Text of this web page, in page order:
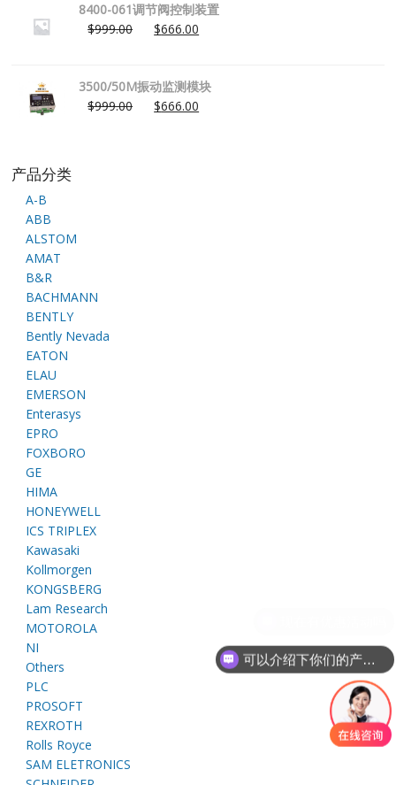
8400-061调节阀控制装置
$999.00 $666.00
3500/50M振动监测模块
$999.00 $666.00
产品分类
A-B
ABB
ALSTOM
AMAT
B&R
BACHMANN
BENTLY
Bently Nevada
EATON
ELAU
EMERSON
Enterasys
EPRO
FOXBORO
GE
HIMA
HONEYWELL
ICS TRIPLEX
Kawasaki
Kollmorgen
KONGSBERG
Lam Research
MOTOROLA
NI
Others
PLC
PROSOFT
REXROTH
Rolls Royce
SAM ELETRONICS
可以介绍下你们的产品么